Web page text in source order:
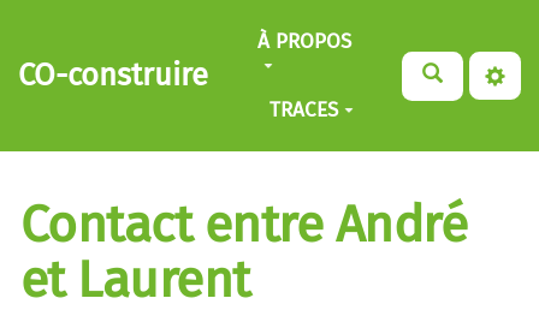
Aller au contenu principal
CO-construire
À PROPOS
TRACES
Contact entre André
et Laurent